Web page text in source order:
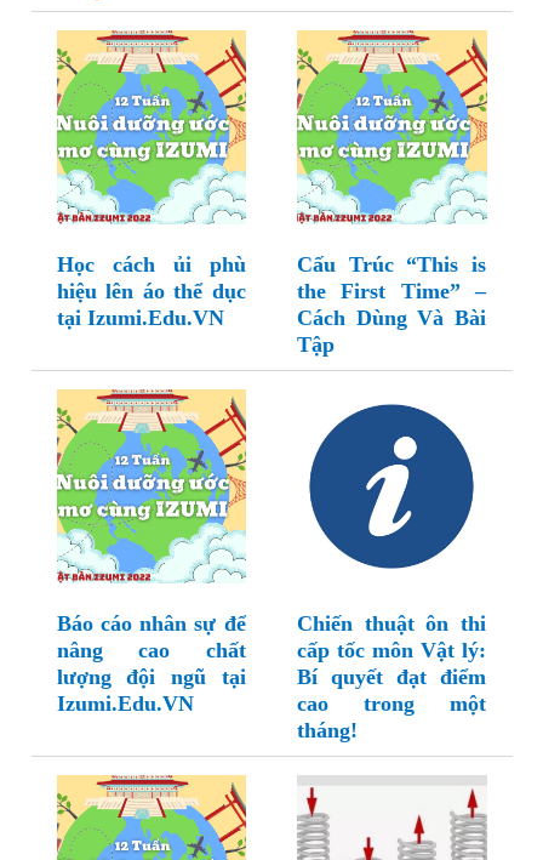
Học cách ủi phù
hiệu lên áo thể dục
tại Izumi.Edu.VN
Cấu Trúc “This is
the First Time” –
Cách Dùng Và Bài
Tập
Báo cáo nhân sự để
nâng cao chất
lượng đội ngũ tại
Izumi.Edu.VN
Chiến thuật ôn thi
cấp tốc môn Vật lý:
Bí quyết đạt điểm
cao trong một
tháng!